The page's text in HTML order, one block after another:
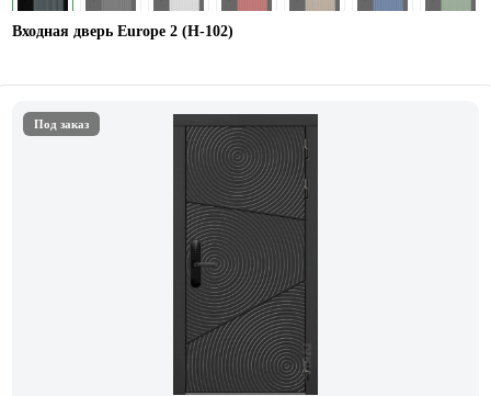
Входная дверь Europe 2 (Н-102)
Под заказ